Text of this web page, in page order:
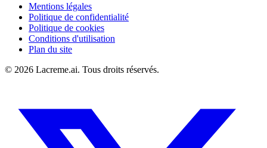
Mentions légales
Politique de confidentialité
Politique de cookies
Conditions d'utilisation
Plan du site
© 2026 Lacreme.ai. Tous droits réservés.